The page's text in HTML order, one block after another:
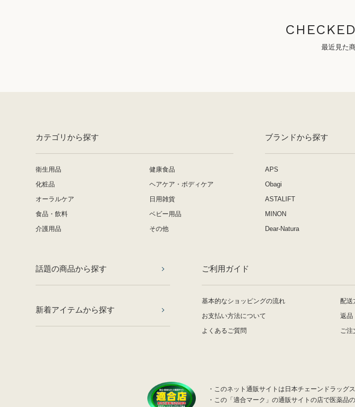
最近見た
カテゴリから探す
衛生用品
健康食品
化粧品
ヘアケア・ボディケア
オーラルケア
日用雑貨
食品・飲料
ベビー用品
介護用品
その他
ブランドから探す
APS
Obagi
ASTALIFT
MINON
Dear-Natura
話題の商品から探す
新着アイテムから探す
ご利用ガイド
基本的なショッピングの流れ
配送
お支払い方法について
返品
よくあるご質問
ご注
・このネット通販サイトは日本チェーンドラッグ
・この「適合マーク」の通販サイトの店で医薬品